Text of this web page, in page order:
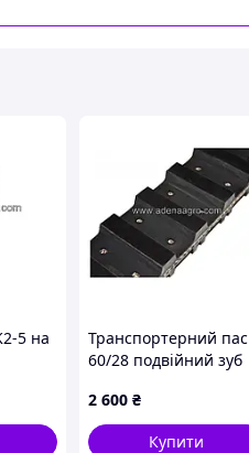
5 на
Транспортерний пас
60/28 подвійний зуб
2 600 ₴
Купити